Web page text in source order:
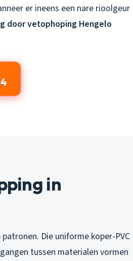
er ineens een nare rioolgeur
door vetophoping Hengelo
in
Die uniforme koper-PVC
tussen materialen vormen